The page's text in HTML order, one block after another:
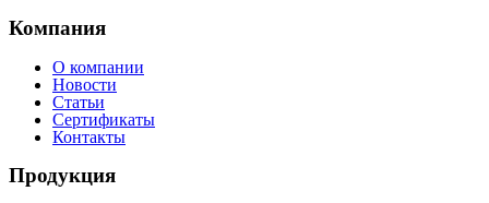
Компания
О компании
Новости
Статьи
Сертификаты
Контакты
Продукция